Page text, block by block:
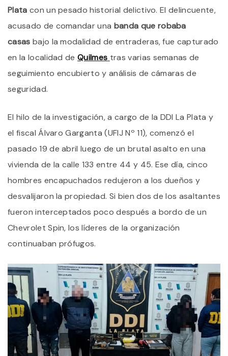
Plata con un pesado historial delictivo. El delincuente,
acusado de comandar una banda que robaba
casas bajo la modalidad de entraderas, fue capturado
en la localidad deQuilmes tras varias semanas de
seguimiento encubierto y análisis de cámaras de
seguridad.
El hilo de la investigación, a cargo de la DDI La Plata y
el fiscal Álvaro Garganta (UFIJ Nº 11), comenzó el
pasado 19 de abril luego de un brutal asalto en una
vivienda de la calle 133 entre 44 y 45. Ese día, cinco
hombres encapuchados redujeron a los dueños y
desvalijaron la propiedad. Si bien dos de los asaltantes
fueron interceptados poco después a bordo de un
Chevrolet Spin, los líderes de la organización
continuaban prófugos.